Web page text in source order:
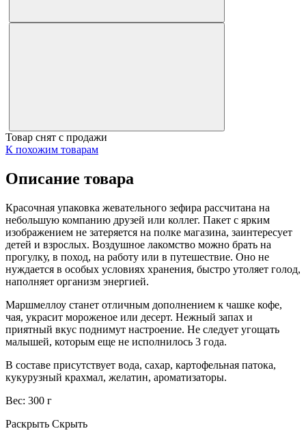
Товар снят с продажи
К похожим товарам
Описание товара
Красочная упаковка жевательного зефира рассчитана на
небольшую компанию друзей или коллег. Пакет с ярким
изображением не затеряется на полке магазина, заинтересует
детей и взрослых. Воздушное лакомство можно брать на
прогулку, в поход, на работу или в путешествие. Оно не
нуждается в особых условиях хранения, быстро утоляет голод,
наполняет организм энергией.
Маршмеллоу станет отличным дополнением к чашке кофе,
чая, украсит мороженое или десерт. Нежный запах и
приятный вкус поднимут настроение. Не следует угощать
малышей, которым еще не исполнилось 3 года.
В составе присутствует вода, сахар, картофельная патока,
кукурузный крахмал, желатин, ароматизаторы.
Вес: 300 г
Раскрыть Скрыть